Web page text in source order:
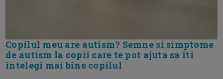
Copilul meu are autism? Semne si simptome
de autism la copii care te pot ajuta sa iti
intelegi mai bine copilul